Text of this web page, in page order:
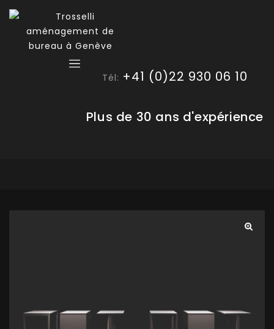
Tél: +41 (0)22 930 06 10
Plus de 30 ans d'expérience